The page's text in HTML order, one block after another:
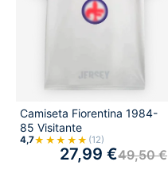
Camiseta Fiorentina 1984-
85 Visitante
4,7★★★★★ (12)
49,50€
27,99 €